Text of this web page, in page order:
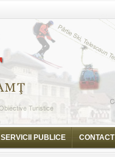
SERVICII PUBLICE CONTACT